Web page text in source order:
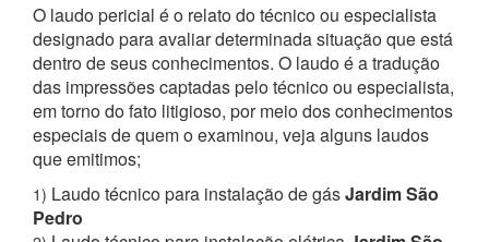
O laudo pericial é o relato do técnico ou especialista
designado para avaliar determinada situação que está
dentro de seus conhecimentos. O laudo é a tradução
das impressões captadas pelo técnico ou especialista,
em torno do fato litigioso, por meio dos conhecimentos
especiais de quem o examinou, veja alguns laudos
que emitimos;
1) Laudo técnico para instalação de gásJardim São
Pedro